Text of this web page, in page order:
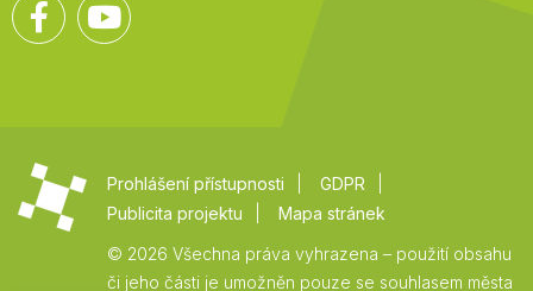
Facebook
Prohlášení přístupnosti
GDPR
Publicita projektu
Mapa stránek
© 2026 Všechna práva vyhrazena – použití obsahu
či jeho části je umožněn pouze se souhlasem města